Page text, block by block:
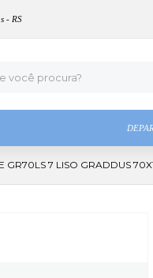
- RS
GR70LS 7 LISO GRADDUS